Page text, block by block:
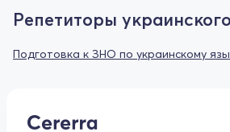
Репетиторы
Подготовка к ЗНО по украинскому